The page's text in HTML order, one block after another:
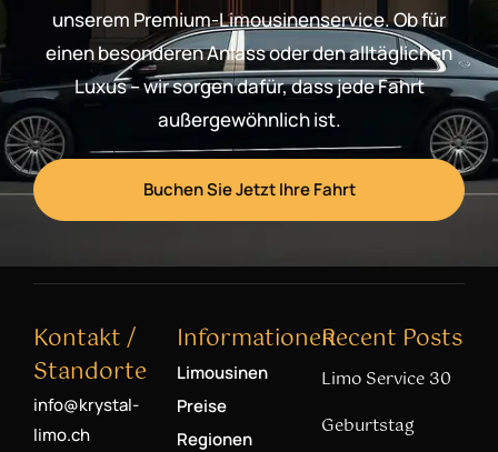
unserem Premium-Limousinenservice. Ob für
einen besonderen Anlass oder den alltäglichen
Luxus – wir sorgen dafür, dass jede Fahrt
außergewöhnlich ist.
Buchen Sie Jetzt Ihre Fahrt
Kontakt /
Standorte
info@krystal-
limo.ch
Informationen
Limousinen
Preise
Regionen
Recent Posts
Limo Service 30
Geburtstag